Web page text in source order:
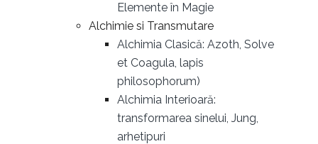
Elemente în Magie
Alchimie si Transmutare
Alchimia Clasică: Azoth, Solve
et Coagula, lapis
philosophorum)
Alchimia Interioară:
transformarea sinelui, Jung,
arhetipuri